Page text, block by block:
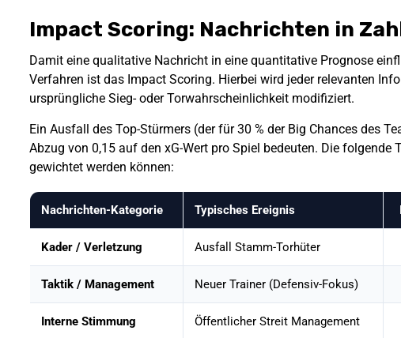
Impact Scoring: Nachrichten in
Damit eine qualitative Nachricht in eine quantitative Prognose
Verfahren ist das Impact Scoring. Hierbei wird jeder relevanten
ursprüngliche Sieg- oder Torwahrscheinlichkeit modifiziert.
Ein Ausfall des Top-Stürmers (der für 30 % der Big Chances des
Abzug von 0,15 auf den xG-Wert pro Spiel bedeuten. Die
gewichtet werden können:
Nachrichten-Kategorie Typisches Ereignis
Kader / Verletzung Ausfall Stamm-Torhüter
Taktik / Management Neuer Trainer (Defensiv-Fokus)
Interne Stimmung Öffentlicher Streit Management